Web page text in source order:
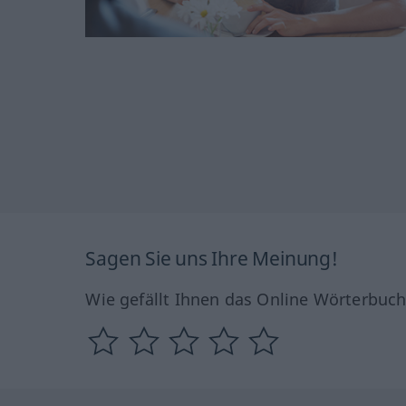
Sagen Sie uns Ihre Meinung!
Wie gefällt Ihnen das Online